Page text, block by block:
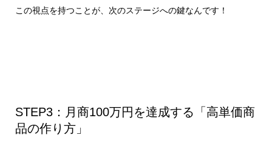
この視点を持つことが、次のステージへの鍵なんです！
STEP3：月商100万円を達成する「高単価商
品の作り方」